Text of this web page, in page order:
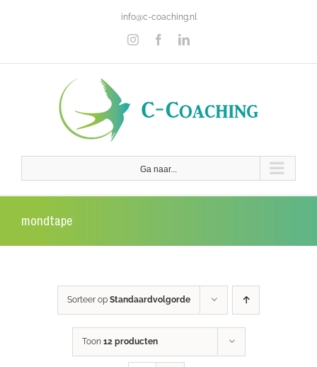
info@c-coaching.nl
InstagramFacebookLinkedIn
Ga naar...
mondtape
Sorteer op Standaardvolgorde
Toon 12 producten